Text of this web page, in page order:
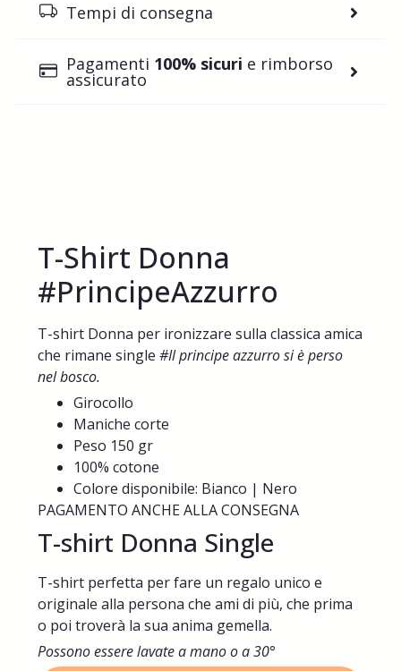
Tempi di consegna
Pagamenti 100% sicuri e rimborso
assicurato
T-Shirt Donna
#PrincipeAzzurro
T-shirt Donna per ironizzare sulla classica amica
che rimane single #Il principe azzurro si è perso
nel bosco.
Girocollo
Maniche corte
Peso 150 gr
100% cotone
Colore disponibile: Bianco | Nero
PAGAMENTO ANCHE ALLA CONSEGNA
T-shirt Donna Single
T-shirt perfetta per fare un regalo unico e
originale alla persona che ami di più, che prima
o poi troverà la sua anima gemella.
Possono essere lavate a mano o a 30°